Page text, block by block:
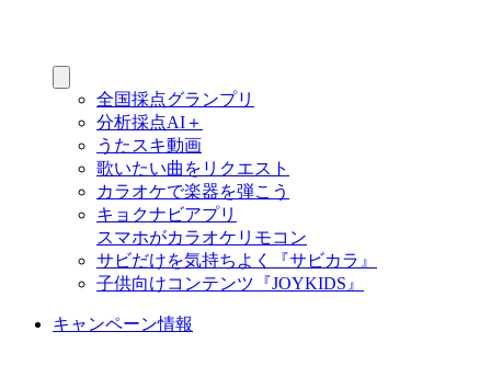
全国採点グランプリ
分析採点AI＋
うたスキ動画
歌いたい曲をリクエスト
カラオケで楽器を弾こう
キョクナビアプリ
スマホがカラオケリモコン
サビだけを気持ちよく『サビカラ』
子供向けコンテンツ『JOYKIDS』
キャンペーン情報